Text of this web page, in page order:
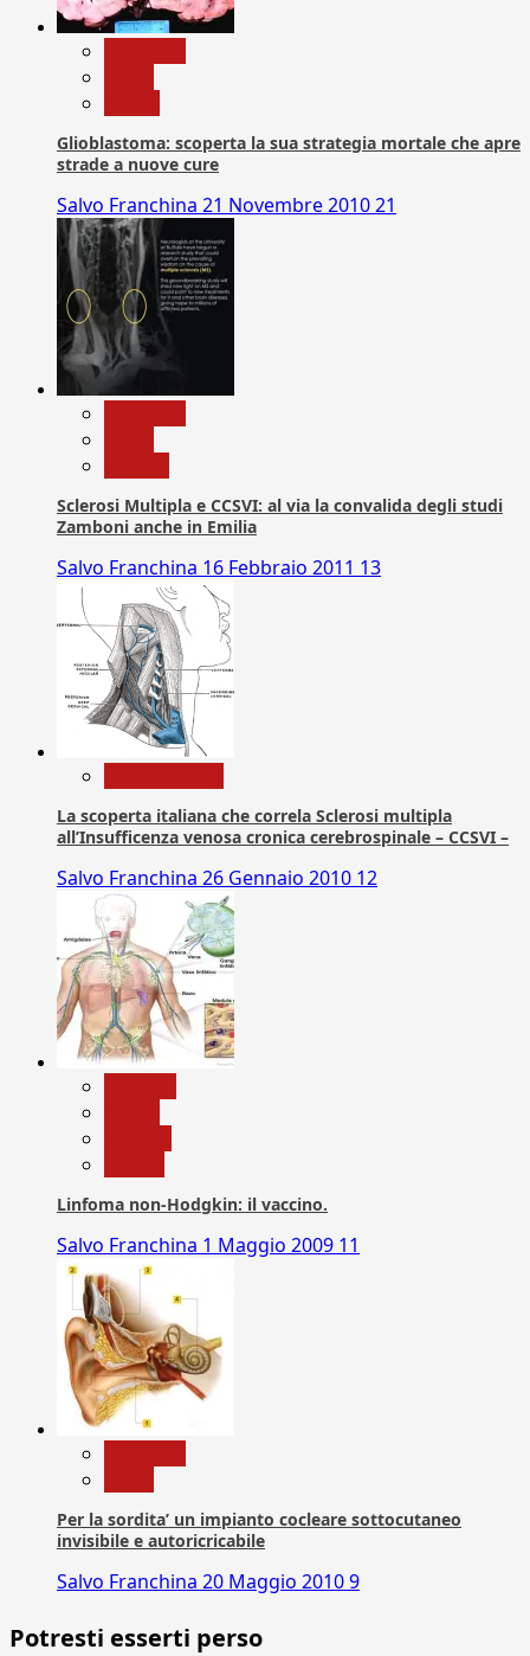
Glioblastoma: scoperta la sua strategia mortale che apre
strade a nuove cure
Salvo Franchina 21 Novembre 201021
Sclerosi Multipla e CCSVI: al via la convalida degli studi
Zamboni anche in Emilia
Salvo Franchina 16 Febbraio 2011 13
La scoperta italiana che correla Sclerosi multipla
all’Insufficenza venosa cronica cerebrospinale – CCSVI –
Salvo Franchina 26 Gennaio 2010 12
Linfoma non-Hodgkin: il vaccino.
Salvo Franchina 1 Maggio 2009 11
Per la sordita’ un impianto cocleare sottocutaneo
invisibile e autoricricabile
Salvo Franchina 20 Maggio 20109
Potresti esserti perso